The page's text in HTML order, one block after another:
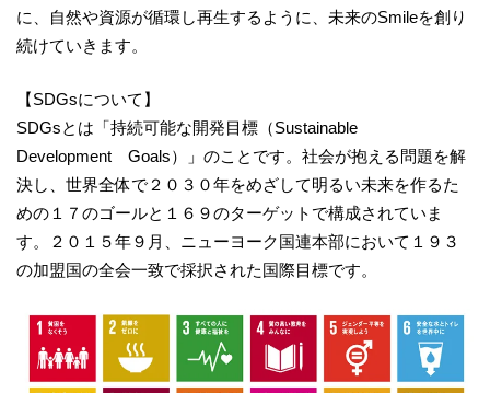
に、自然や資源が循環し再生するように、未来のSmileを創り
続けていきます。
【SDGsについて】
SDGsとは「持続可能な開発目標（Sustainable
Development Goals）」のことです。社会が抱える問題を解
決し、世界全体で２０３０年をめざして明るい未来を作るた
めの１７のゴールと１６９のターゲットで構成されていま
す。２０１５年９月、ニューヨーク国連本部において１９３
の加盟国の全会一致で採択された国際目標です。